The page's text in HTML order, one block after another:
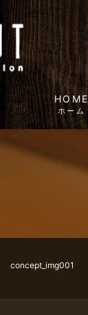
HOME
ホーム
concept_img001